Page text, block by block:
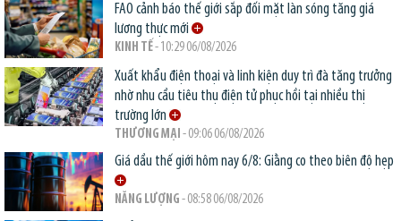
FAO cảnh báo thế giới sắp đối mặt làn sóng tăng giá
lương thực mới
KINH TẾ- 10:29 06/08/2026
Xuất khẩu điện thoại và linh kiện duy trì đà tăng trưởng
nhờ nhu cầu tiêu thụ điện tử phục hồi tại nhiều thị
trường lớn
THƯƠNG MẠI - 09:06 06/08/2026
Giá dầu thế giới hôm nay 6/8: Giằng co theo biên độ hẹp
NĂNG LƯỢNG - 08:58 06/08/2026